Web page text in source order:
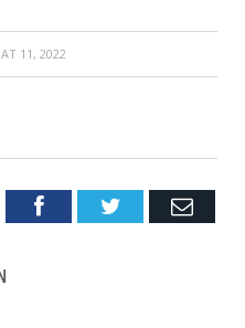
11, 2022
FacebookTwitter Email